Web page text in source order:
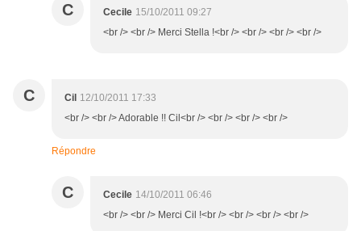
C Cecile 15/10/2011 09:27
<br /> <br /> Merci Stella !<br /> <br /> <br /> <br />
C Cil 12/10/2011 17:33
<br /> <br /> Adorable !! Cil<br /> <br /> <br /> <br />
Répondre
C Cecile 14/10/2011 06:46
<br /> <br /> Merci Cil !<br /> <br /> <br /> <br />